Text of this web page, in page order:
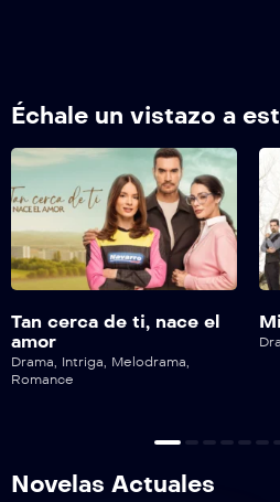
Échale un vistazo a
Tan cerca de ti, nace el
amor
Drama, Intriga, Melodrama,
Romance
Novelas Actuales